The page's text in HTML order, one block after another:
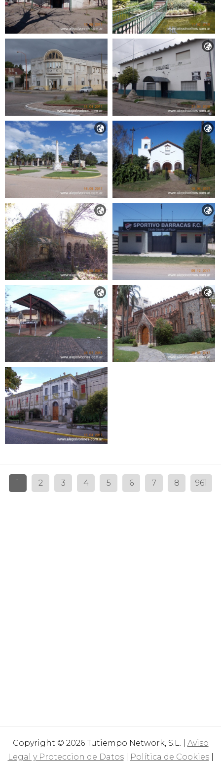

 
 
 
1 2 3 4 5 6 7 8 961
Copyright © 2026 Tutiempo Network, S.L. | Aviso
Legal y Proteccion de Datos| Política de Cookies|